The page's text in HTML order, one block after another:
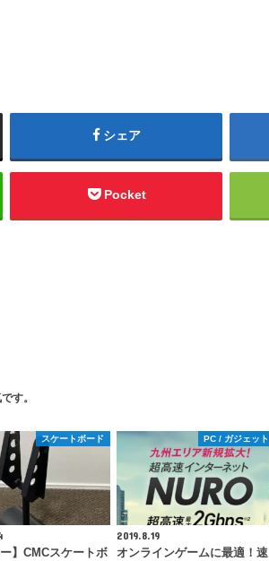
シェア
Pocket
す。
スケートボード
ー】CMCスケートボ
PC / ガジェット
2019.8.19
オンラインゲームに最適！速